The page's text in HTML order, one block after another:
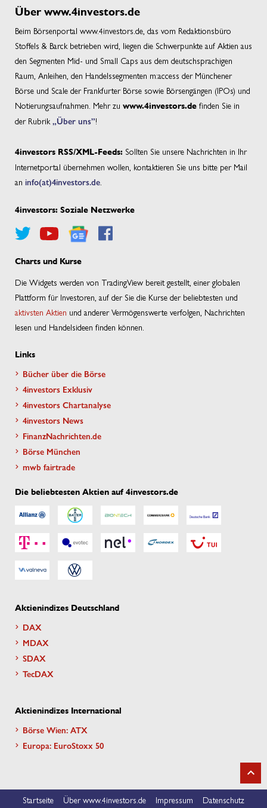
Über www.4investors.de
Beim Börsenportal www.4investors.de, das vom Redaktionsbüro
Stoffels & Barck betrieben wird, liegen die Schwerpunkte auf Aktien aus
den Segmenten Mid- und Small Caps aus dem deutschsprachigen
Raum, Anleihen, den Handelssegmenten m:access der Münchener
Börse und Scale der Frankfurter Börse sowie Börsengängen (IPOs) und
Notierungsaufnahmen. Mehr zu www.4investors.de finden Sie in
der Rubrik„Über uns”!
4investors RSS/XML-Feeds: Sollten Sie unsere Nachrichten in Ihr
Internetportal übernehmen wollen, kontaktieren Sie uns bitte per Mail
an info(at)4investors.de.
4investors: Soziale Netzwerke
Charts und Kurse
Die Widgets werden von TradingView bereit gestellt, einer globalen
Plattform für Investoren, auf der Sie die Kurse der beliebtesten und
aktivsten Aktien und anderer Vermögenswerte verfolgen, Nachrichten
lesen und Handelsideen finden können.
Links
Bücher über die Börse
4investors Exklusiv
4investors Chartanalyse
4investors News
FinanzNachrichten.de
Börse München
mwb fairtrade
Die beliebtesten Aktien auf 4investors.de
Aktienindizes Deutschland
DAX
MDAX
SDAX
TecDAX
Aktienindizes International
Börse Wien: ATX
Europa: EuroStoxx 50
Startseite Über www.4investors.de Impressum Datenschutz